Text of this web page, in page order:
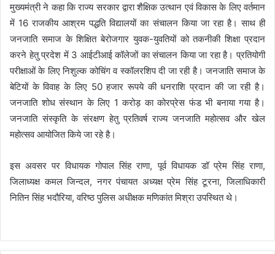
मुख्यमंत्री ने कहा कि राज्य सरकार द्वारा शैक्षिक उत्थान एवं विकास के लिए वर्तमान
में 16 राजकीय आश्रम पद्धति विद्यालयों का संचालन किया जा रहा है। साथ ही
जनजाति समाज के शिक्षित बेरोजगार युवक-युवतियों को तकनीकी शिक्षा प्रदान
करने हेतु प्रदेश में 3 आईटीआई कॉलेजों का संचालन किया जा रहा है। प्रतियोगी
परीक्षाओं के लिए निशुल्क कोचिंग व स्कॉलरशिप दी जा रही है। जनजाति समाज के
बेटियों के विवाह के लिए 50 हजार रूपये की धनराशि प्रदान की जा रही है।
जनजाति शोध संस्थान के लिए 1 करोड़ का कोरप्रेस फंड भी बनाया गया है।
जनजाति संस्कृति के संरक्षण हेतु प्रतिवर्ष राज्य जनजाति महोत्सव और खेल
महोत्सव आयोजित किये जा रहे है।
इस अवसर पर विधायक गोपाल सिंह राणा, पूर्व विधायक डॉ प्रेम सिंह राणा,
जिलाध्यक्ष कमल जिन्दल, नगर पंचायत अध्यक्ष प्रेम सिंह टूरना, जिलाधिकारी
नितिन सिंह भदौरिया, वरिष्ठ पुलिस अधीक्षक मणिकांत मिश्रा उपस्थित थे।